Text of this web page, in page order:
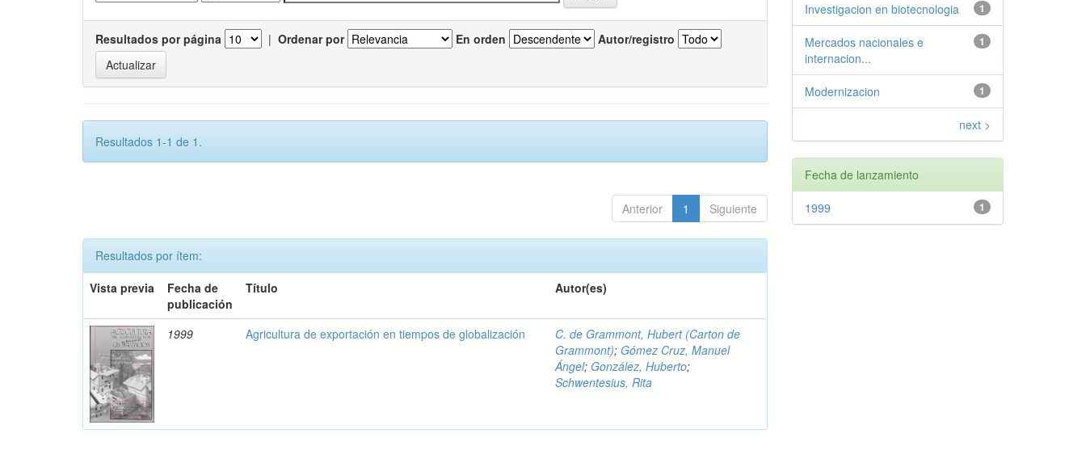
Resultados por página | Ordenar por En orden Autor/registro
Resultados 1-1 de 1.
Anterior 1 Siguiente
Resultados por ítem:
Vista previa
Fecha de
publicación
Título Autor(es)
1999 Agricultura de exportación en tiempos de globalización
C. de Grammont, Hubert (Carton de
Grammont); Gómez Cruz, Manuel
Ángel; González, Huberto;
Schwentesius, Rita
1
Investigacion en biotecnologia
1
Mercados nacionales e
internacion...
1
Modernizacion
next >
Fecha de lanzamiento
1
1999